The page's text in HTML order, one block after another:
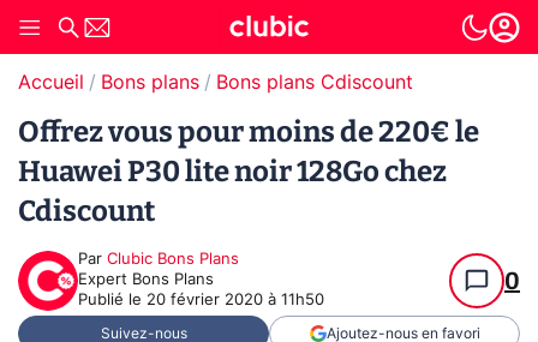
Accueil Bons plans Bons plans Cdiscount
Offrez vous pour moins de 220€ le
Huawei P30 lite noir 128Go chez
Cdiscount
Par Clubic Bons Plans
Expert Bons Plans
Publié le 20 février 2020 à 11h50
0
Suivez-nous Ajoutez-nous en favori